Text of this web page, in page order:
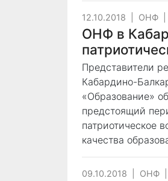
12.10.2018 ОНФ
ОНФ в
Представители
Кабардино-
«Образование»
предстоящий
патриотическое
качества
09.10.2018 ОНФ